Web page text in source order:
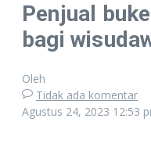
Penjual
bagi
Oleh
Tidak ada komentar
Agustus 24, 2023 12:53